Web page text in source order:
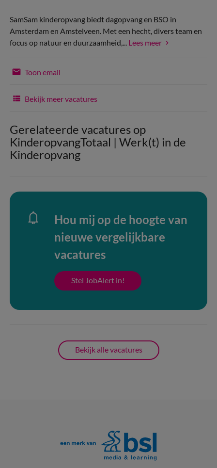
SamSam kinderopvang biedt dagopvang en BSO in
Amsterdam en Amstelveen. Met een hecht, divers team en
focus op natuur en duurzaamheid,... Lees meer
Toon email
Bekijk meer vacatures
Gerelateerde vacatures op
KinderopvangTotaal | Werk(t) in de
Kinderopvang
Hou mij op de hoogte van
nieuwe vergelijkbare
vacatures
Stel JobAlert in!
Bekijk alle vacatures